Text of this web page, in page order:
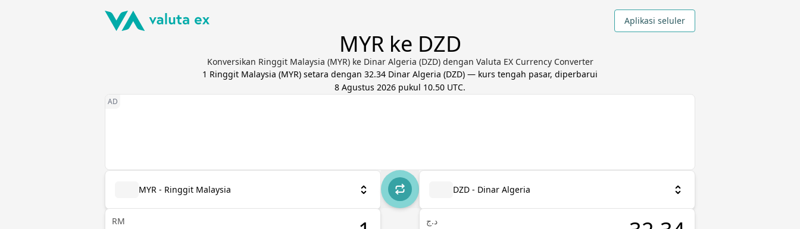
Aplikasi seluler
MYR ke DZD
Konversikan Ringgit Malaysia (MYR) ke Dinar Algeria (DZD) dengan Valuta EX Currency Converter
1 Ringgit Malaysia (MYR) setara dengan 32.34 Dinar Algeria (DZD) — kurs tengah pasar, diperbarui
8 Agustus 2026 pukul 10.50 UTC.
MYR - Ringgit Malaysia
RM
DZD - Dinar Algeria
د.ج